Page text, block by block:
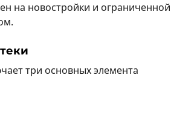
на новостройки и ограниченной
три основных элемента